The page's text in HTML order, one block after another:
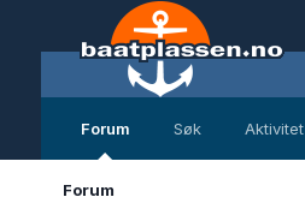
Forum
Forum
Søk Aktivitet